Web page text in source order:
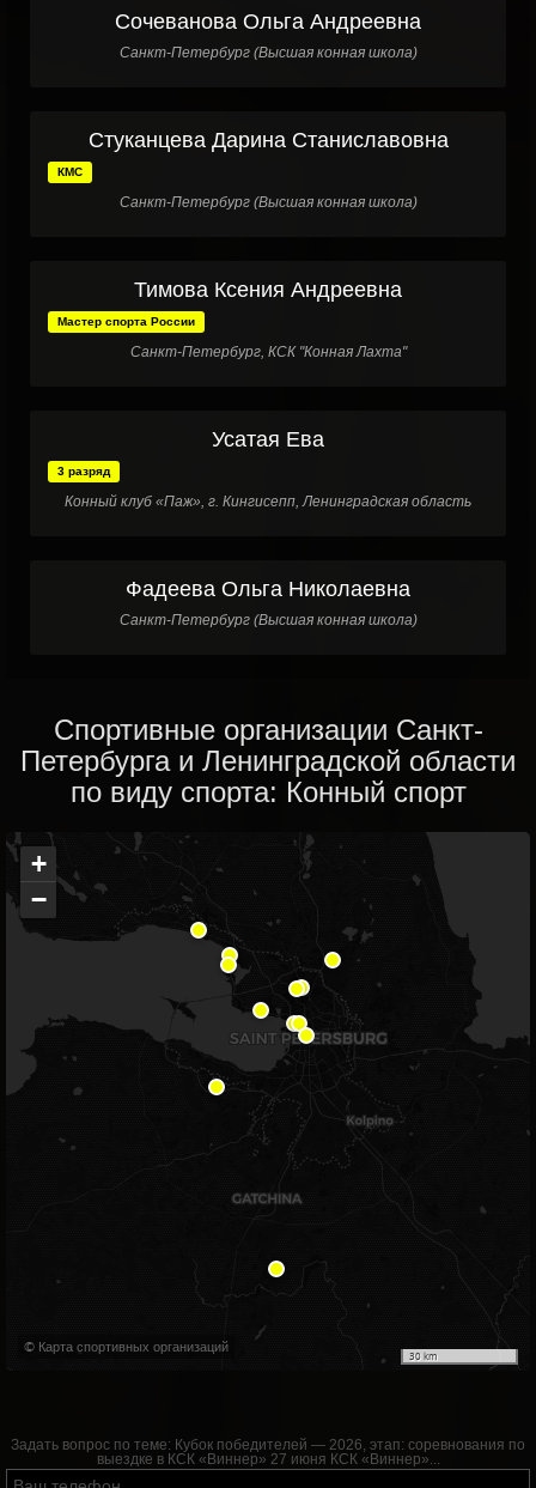
Сочеванова Ольга Андреевна
Санкт-Петербург (Высшая конная школа)
Стуканцева Дарина Станиславовна
КМС
Санкт-Петербург (Высшая конная школа)
Тимова Ксения Андреевна
Мастер спорта России
Санкт-Петербург, КСК "Конная Лахта"
Усатая Ева
3 разряд
Конный клуб «Паж», г. Кингисепп, Ленинградская область
Фадеева Ольга Николаевна
Санкт-Петербург (Высшая конная школа)
Спортивные организации Санкт-
Петербурга и Ленинградской области
по виду спорта: Конный спорт
+
−
© Карта спортивных организаций
30 km
Задать вопрос по теме: Кубок победителей — 2026, этап: соревнования по
выездке в КСК «Виннер» 27 июня КСК «Виннер»...